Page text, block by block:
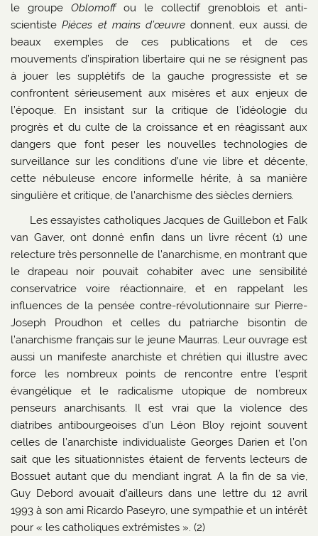
le groupeOblomoffou le collectif grenoblois et anti-
scientistePièces et mains d’œuvredonnent, eux aussi, de
beaux exemples de ces publications et de ces
mouvements d’inspiration libertaire qui ne se résignent pas
à jouer les supplétifs de la gauche progressiste et se
confrontent sérieusement aux misères et aux enjeux de
l’époque. En insistant sur la critique de l’idéologie du
progrès et du culte de la croissance et en réagissant aux
dangers que font peser les nouvelles technologies de
surveillance sur les conditions d’une vie libre et décente,
cette nébuleuse encore informelle hérite, à sa manière
singulière et critique, de l’anarchisme des siècles derniers.
Les essayistes catholiques Jacques de Guillebon et Falk
van Gaver, ont donné enfin dans un livre récent (1) une
relecture très personnelle de l’anarchisme, en montrant que
le drapeau noir pouvait cohabiter avec une sensibilité
conservatrice voire réactionnaire, et en rappelant les
influences de la pensée contre-révolutionnaire sur Pierre-
Joseph Proudhon et celles du patriarche bisontin de
l’anarchisme français sur le jeune Maurras. Leur ouvrage est
aussi un manifeste anarchiste et chrétien qui illustre avec
force les nombreux points de rencontre entre l’esprit
évangélique et le radicalisme utopique de nombreux
penseurs anarchisants. Il est vrai que la violence des
diatribes antibourgeoises d’un Léon Bloy rejoint souvent
celles de l’anarchiste individualiste Georges Darien et l’on
sait que les situationnistes étaient de fervents lecteurs de
Bossuet autant que du mendiant ingrat.A la fin de sa vie,
Guy Debord avouait d’ailleurs dans une lettre du 12 avril
1993 à son ami Ricardo Paseyro, une sympathie et un intérêt
pour « les catholiques extrémistes ». (2)